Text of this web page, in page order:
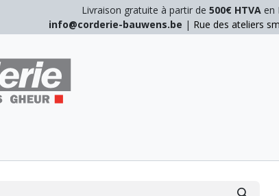
Livraison gratuite à partir de 500€ HTVAen
info@corderie-bauwens.be | Rue des ateliers